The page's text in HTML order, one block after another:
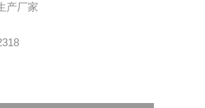
产厂家